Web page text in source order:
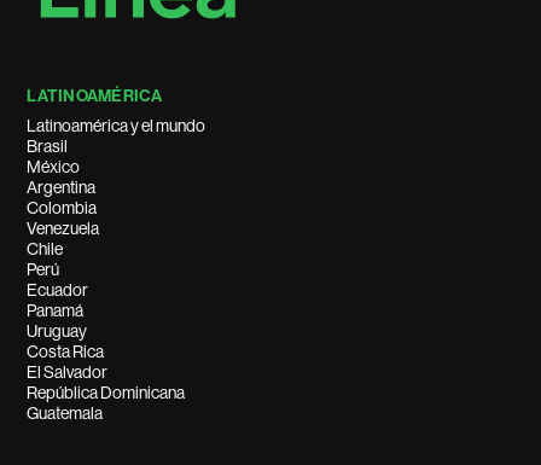
LATINOAMÉRICA
Latinoamérica y el mundo
Brasil
México
Argentina
Colombia
Venezuela
Chile
Perú
Ecuador
Panamá
Uruguay
Costa Rica
El Salvador
República Dominicana
Guatemala